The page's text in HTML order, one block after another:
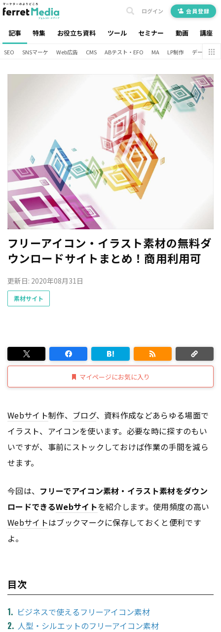
記事 特集 お役立ち資料 ツール セミナー 動画 講座
ログイン 会員登録
SEO SNSマーケ Web広告 CMS ABテスト・EFO MA LP制作 データ分析
フリーアイコン・イラスト素材の無料ダ
ウンロードサイトまとめ！商用利用可
更新日: 2020年08月31日
素材サイト
マイページにお気に入り
Webサイト制作、 ブログ、資料作成などあらゆる場面で
イラスト、アイコンを使います。必要な時に探すのもい
いですが、事前にストックしておけば作業の手間を減ら
せます。
今回は、 フリーでアイコン素材・イラスト素材をダウン
ロードできるWebサイトを紹介します。使用頻度の高い
Webサイトはブックマークに保存しておくと便利です
よ。
目次
ビジネスで使えるフリーアイコン素材
人型・シルエットのフリーアイコン素材